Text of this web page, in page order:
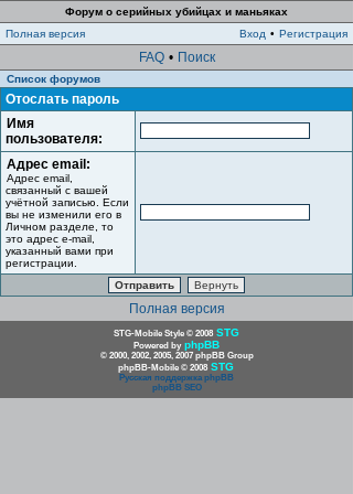
Форум о серийных убийцах и маньяках
Полная версия
Вход • Регистрация
FAQ • Поиск
Список форумов
Отослать пароль
Имя
пользователя:
Адрес email:
Адрес email,
связанный с вашей
учётной записью. Если
вы не изменили его в
Личном разделе, то
это адрес e-mail,
указанный вами при
регистрации.
Полная версия
STG-Mobile Style © 2008 STG
Powered by phpBB
© 2000, 2002, 2005, 2007 phpBB Group
phpBB-Mobile © 2008 STG
Русская поддержка phpBB
phpBB SEO